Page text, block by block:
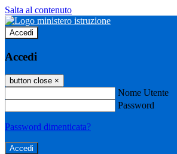
Salta al contenuto
Accedi
Accedi
button close ×
Nome Utente
Password
Password dimenticata?